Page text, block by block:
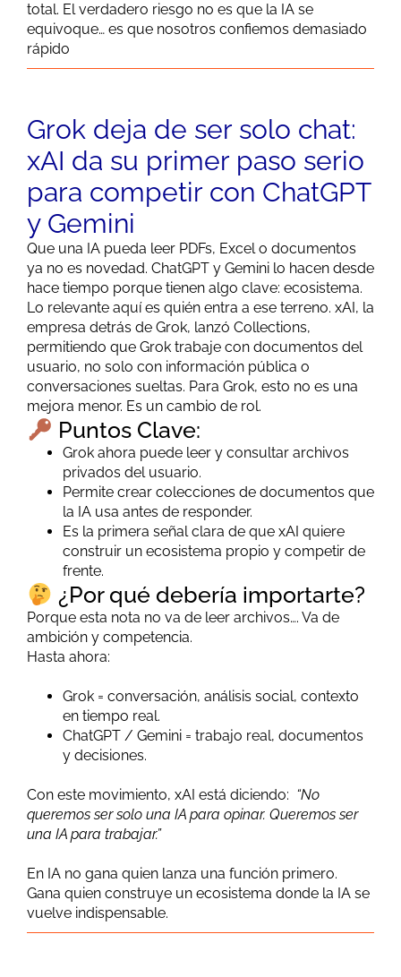
total. El verdadero riesgo no es que la IA se
equivoque… es que nosotros confiemos demasiado
rápido
Grok deja de ser solo chat:
xAI da su primer paso serio
para competir con ChatGPT
y Gemini
Que una IA pueda leer PDFs, Excel o documentos
ya no es novedad. ChatGPT y Gemini lo hacen desde
hace tiempo porque tienen algo clave: ecosistema.
Lo relevante aquí es quién entra a ese terreno. xAI, la
empresa detrás de Grok, lanzó Collections,
permitiendo que Grok trabaje con documentos del
usuario, no solo con información pública o
conversaciones sueltas. Para Grok, esto no es una
mejora menor. Es un cambio de rol.
Puntos Clave:
Grok ahora puede leer y consultar archivos
privados del usuario.
Permite crear colecciones de documentos que
la IA usa antes de responder.
Es la primera señal clara de que xAI quiere
construir un ecosistema propio y competir de
frente.
¿Por qué debería importarte?
Porque esta nota no va de leer archivos…. Va de
ambición y competencia.
Hasta ahora:
Grok = conversación, análisis social, contexto
en tiempo real.
ChatGPT / Gemini = trabajo real, documentos
y decisiones.
Con este movimiento, xAI está diciendo: “No
queremos ser solo una IA para opinar. Queremos ser
una IA para trabajar.”
En IA no gana quien lanza una función primero.
Gana quien construye un ecosistema donde la IA se
vuelve indispensable.